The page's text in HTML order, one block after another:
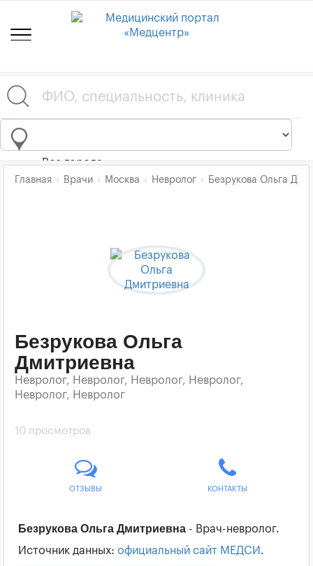
Все города
Главная Врачи Москва Невролог Безрукова Ольга
Безрукова Ольга
Дмитриевна
Невролог, Невролог, Невролог, Невролог,
Невролог, Невролог
10 просмотров
ОТЗЫВЫ КОНТАКТЫ
Безрукова Ольга Дмитриевна - Врач-невролог.
Источник данных: официальный сайт МЕДСИ .